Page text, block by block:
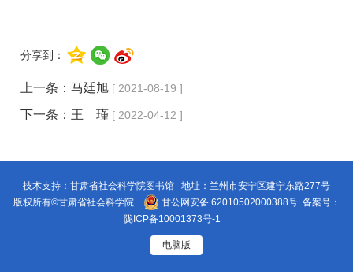
分享到：
上一条：马廷旭 [ 2021-08-19 ]
下一条： 王 瑾 [ 2022-04-12 ]
技术支持：甘肃省社会科学院图书馆 地址：兰州市安宁区建宁东路277号
版权所有©甘肃省社会科学院
甘公网安备 62010502000388号备案号：
陇ICP备10001373号-1
电脑版